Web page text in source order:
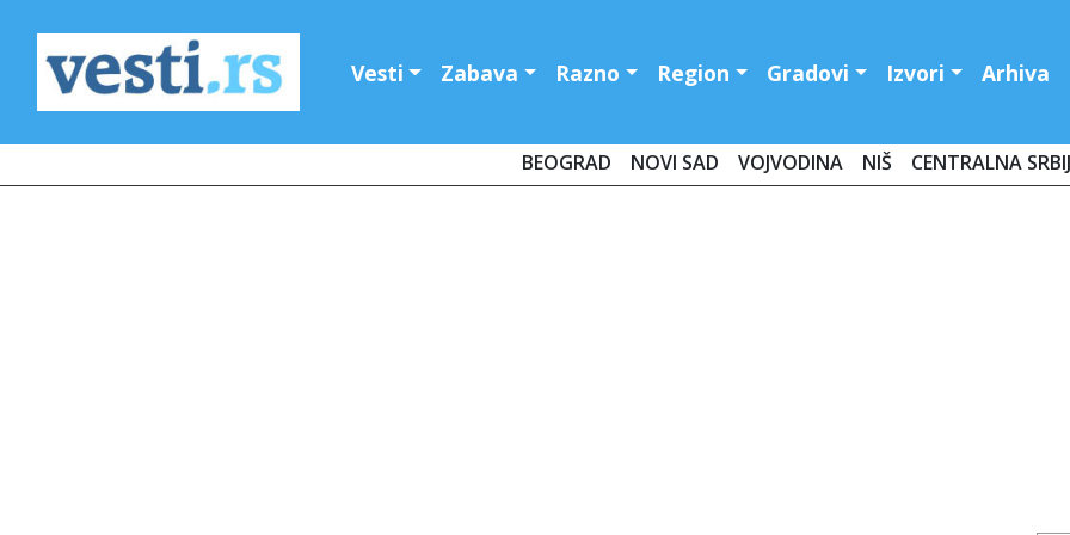
Vesti Zabava Razno Region Gradovi Izvori Arhiva
BEOGRAD NOVI SAD VOJVODINA NIŠ CENTRALNA